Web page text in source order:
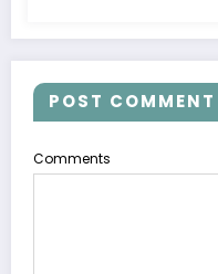
POST COMMENT
Comments